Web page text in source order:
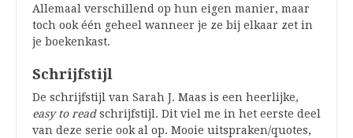
Allemaal verschillend op hun eigen manier, maar
toch ook één geheel wanneer je ze bij elkaar zet in
je boekenkast.
Schrijfstijl
De schrijfstijl van Sarah J. Maas is een heerlijke,
easy to readschrijfstijl. Dit viel me in het eerste deel
van deze serie ook al op. Mooie uitspraken/quotes,